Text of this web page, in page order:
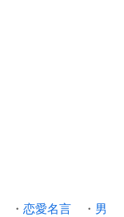
・ 恋愛名言 ・ 男